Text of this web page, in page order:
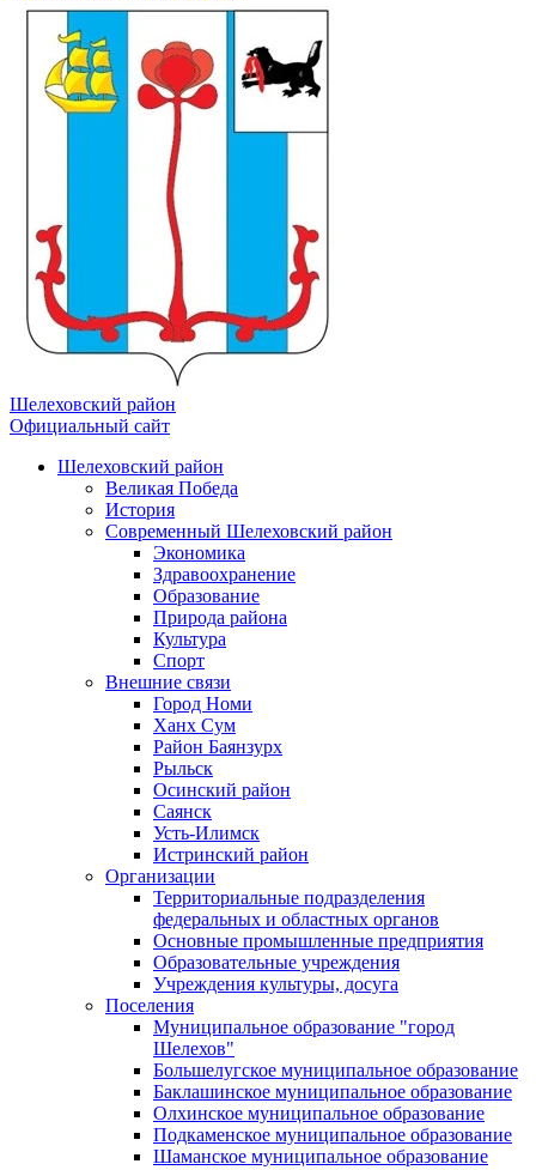
Шелеховский район
Официальный сайт
Шелеховский район
Великая Победа
История
Современный Шелеховский район
Экономика
Здравоохранение
Образование
Природа района
Культура
Спорт
Внешние связи
Город Номи
Ханх Сум
Район Баянзурх
Рыльск
Осинский район
Саянск
Усть-Илимск
Истринский район
Организации
Территориальные подразделения
федеральных и областных органов
Основные промышленные предприятия
Образовательные учреждения
Учреждения культуры, досуга
Поселения
Муниципальное образование "город
Шелехов"
Большелугское муниципальное образование
Баклашинское муниципальное образование
Олхинское муниципальное образование
Подкаменское муниципальное образование
Шаманское муниципальное образование